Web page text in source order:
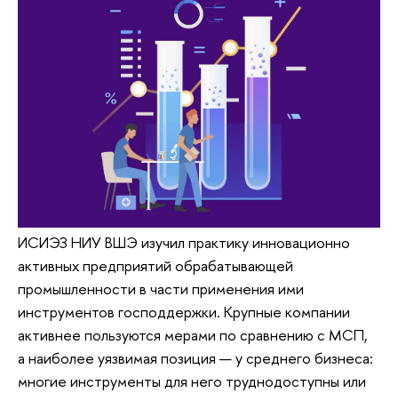
ИСИЭЗ НИУ ВШЭ изучил практику инновационно
активных предприятий обрабатывающей
промышленности в части применения ими
инструментов господдержки. Крупные компании
активнее пользуются мерами по сравнению с МСП,
а наиболее уязвимая позиция — у среднего бизнеса:
многие инструменты для него труднодоступны или